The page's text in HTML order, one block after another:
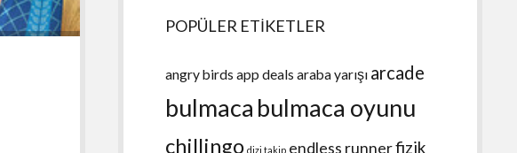
POPÜLER ETİKETLER
angry birds app deals araba yarışı arcade
bulmaca bulmaca oyunu
chillingo dizi takip endless runnerfizik